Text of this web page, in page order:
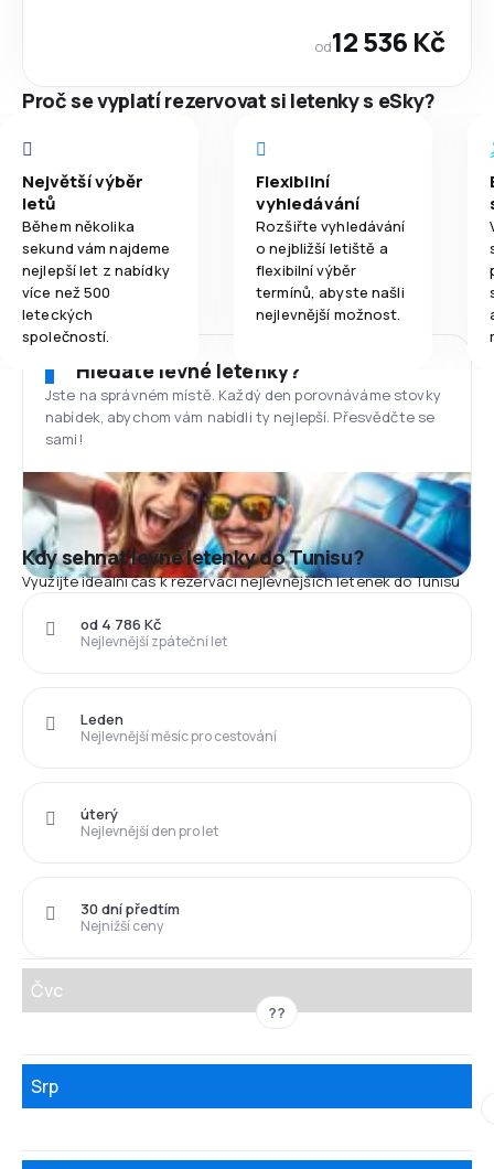
od12 536 Kč
Proč se vyplatí rezervovat si letenky s eSky?
Největší výběr
letů
Během několika
sekund vám najdeme
nejlepší let z nabídky
více než 500
leteckých
společností.
Flexibilní
vyhledávání
Rozšiřte vyhledávání
o nejbližší letiště a
flexibilní výběr
termínů, abyste našli
nejlevnější možnost.
Hledáte levné letenky?
Jste na správném místě. Každý den porovnáváme stovky
nabídek, abychom vám nabídli ty nejlepší. Přesvědčte se
sami!
Kdy sehnat levné letenky do Tunisu?
Využijte ideální čas k rezervaci nejlevnějších letenek do Tunisu
Nejlevnější zpáteční let
od 4 786 Kč
Nejlevnější měsíc pro cestování
Leden
Nejlevnější den pro let
úterý
Nejnižší ceny
30 dní předtím
Čvc
??
Srp